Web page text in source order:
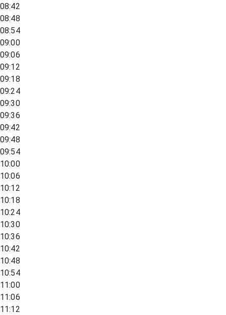
08:42
08:48
08:54
09:00
09:06
09:12
09:18
09:24
09:30
09:36
09:42
09:48
09:54
10:00
10:06
10:12
10:18
10:24
10:30
10:36
10:42
10:48
10:54
11:00
11:06
11:12